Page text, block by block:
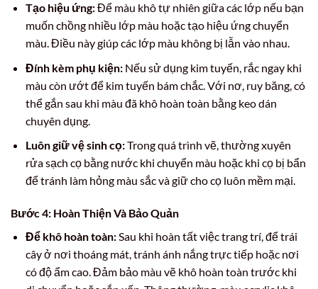
Tạo hiệu ứng:Để màu khô tự nhiên giữa các lớp nếu bạn
muốn chồng nhiều lớp màu hoặc tạo hiệu ứng chuyển
màu. Điều này giúp các lớp màu không bị lẫn vào nhau.
Đính kèm phụ kiện:Nếu sử dụng kim tuyến, rắc ngay khi
màu còn ướt để kim tuyến bám chắc. Với nơ, ruy băng, có
thể gắn sau khi màu đã khô hoàn toàn bằng keo dán
chuyên dụng.
Luôn giữ vệ sinh cọ:Trong quá trình vẽ, thường xuyên
rửa sạch cọ bằng nước khi chuyển màu hoặc khi cọ bị bẩn
để tránh làm hỏng màu sắc và giữ cho cọ luôn mềm mại.
Bước 4: Hoàn Thiện Và Bảo Quản
Để khô hoàn toàn:Sau khi hoàn tất việc trang trí, để trái
cây ở nơi thoáng mát, tránh ánh nắng trực tiếp hoặc nơi
có độ ẩm cao. Đảm bảo màu vẽ khô hoàn toàn trước khi